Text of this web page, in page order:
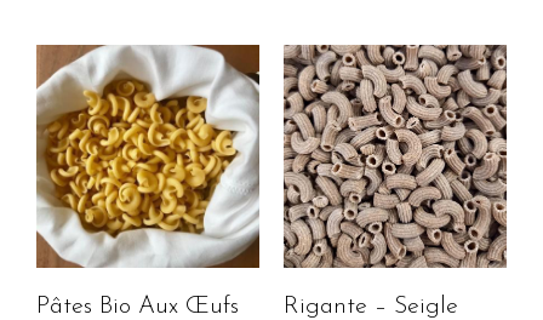
Pâtes Bio Aux Œufs Rigante – Seigle